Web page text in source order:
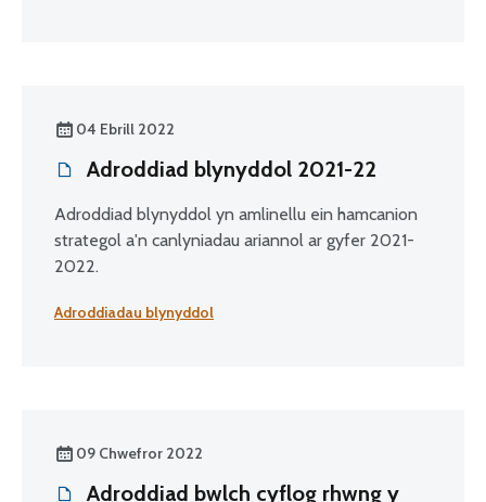
04 Ebrill 2022
Adroddiad blynyddol 2021-22
Adroddiad blynyddol yn amlinellu ein hamcanion
strategol a'n canlyniadau ariannol ar gyfer 2021-
2022.
Adroddiadau blynyddol
09 Chwefror 2022
Adroddiad bwlch cyflog rhwng y